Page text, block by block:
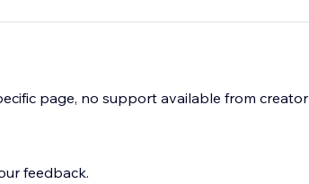
page, no support available from creator
feedback.